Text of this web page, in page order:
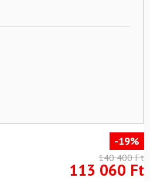
-19%
140 400 Ft
113 060 Ft